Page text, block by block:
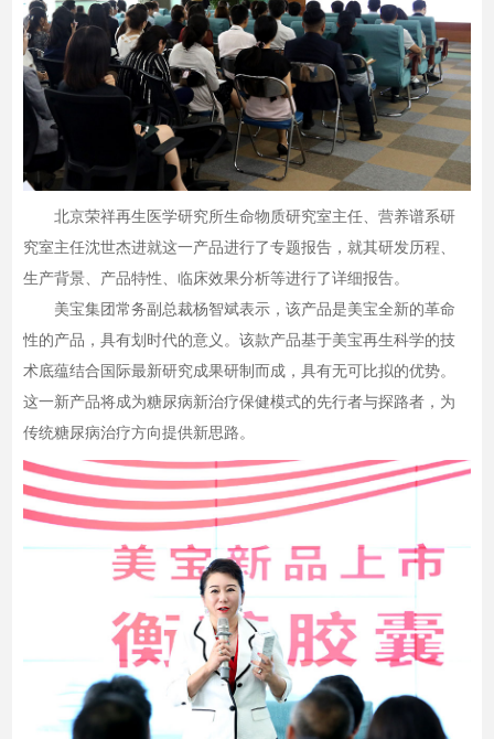
北京荣祥再生医学研究所生命物质研究室主任、营养谱系研
究室主任沈世杰进就这一产品进行了专题报告，就其研发历程、
生产背景、产品特性、临床效果分析等进行了详细报告。
美宝集团常务副总裁杨智斌表示，该产品是美宝全新的革命
性的产品，具有划时代的意义。该款产品基于美宝再生科学的技
术底蕴结合国际最新研究成果研制而成，具有无可比拟的优势。
这一新产品将成为糖尿病新治疗保健模式的先行者与探路者，为
传统糖尿病治疗方向提供新思路。